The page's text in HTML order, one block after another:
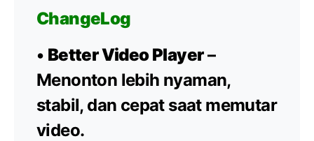
ChangeLog
• Better Video Player–
Menonton lebih nyaman,
stabil, dan cepat saat memutar
video.